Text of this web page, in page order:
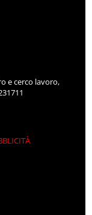
e cerco lavoro,